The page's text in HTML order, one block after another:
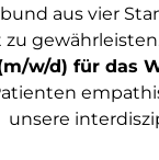
aus vier
w/d) für das
unsere